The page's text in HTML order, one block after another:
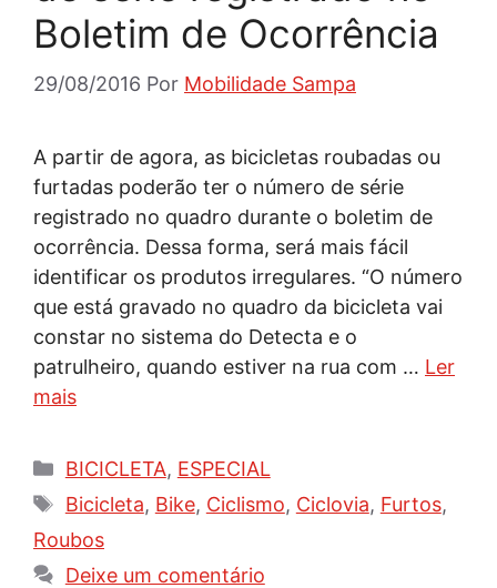
Boletim de Ocorrência
29/08/2016 Por Mobilidade Sampa
A partir de agora, as bicicletas roubadas ou
furtadas poderão ter o número de série
registrado no quadro durante o boletim de
ocorrência. Dessa forma, será mais fácil
identificar os produtos irregulares. “O número
que está gravado no quadro da bicicleta vai
constar no sistema do Detecta e o
patrulheiro, quando estiver na rua com … Ler
mais
Categorias
BICICLETA, ESPECIAL
Tags
Bicicleta, Bike, Ciclismo, Ciclovia, Furtos,
Roubos
Deixe um comentário